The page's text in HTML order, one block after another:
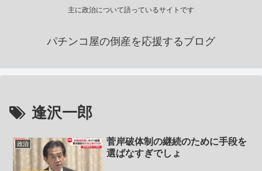
主に政治について語っているサイトです
パチンコ屋の倒産を応援するブログ
逢沢一郎
政治
菅岸破体制の継続のために手段を
選ばなすぎでしょ